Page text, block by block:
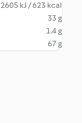
2605 kJ / 623 kcal
33 g
1.4 g
67 g